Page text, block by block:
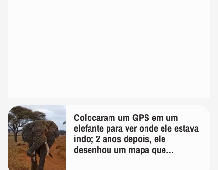
Colocaram um GPS em um
elefante para ver onde ele estava
indo; 2 anos depois, ele
desenhou um mapa que